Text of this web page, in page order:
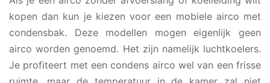
kopen dan kun je kiezen voor een mobiele airco met
condensbak. Deze modellen mogen eigenlijk geen
airco worden genoemd. Het zijn namelijk luchtkoelers.
Je profiteert met een condens airco wel van een frisse